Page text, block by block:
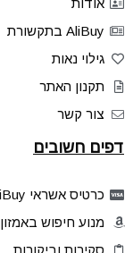
אודות
AliBuy בתקשורת
גילוי נאות
תקנון האתר
צור קשר
דפים חשובים
כרטיס אשראי AliBuy
מנוע חיפוש באמזון